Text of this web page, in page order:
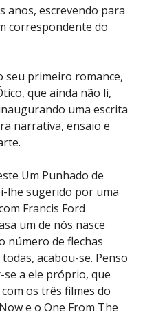
anos, escrevendo para
correspondente do
seu primeiro romance,
que ainda não li,
uma escrita
narrativa, ensaio e
Um Punhado de
lhe sugerido por uma
Francis Ford
um de nós nasce
número de flechas
acabou-se. Penso
a ele próprio, que
os três filmes do
e o One From The